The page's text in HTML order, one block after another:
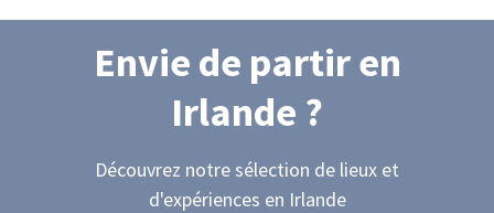
Envie de partiren
Irlande ?
Découvrez notre sélection de lieux et
d'expériences en Irlande